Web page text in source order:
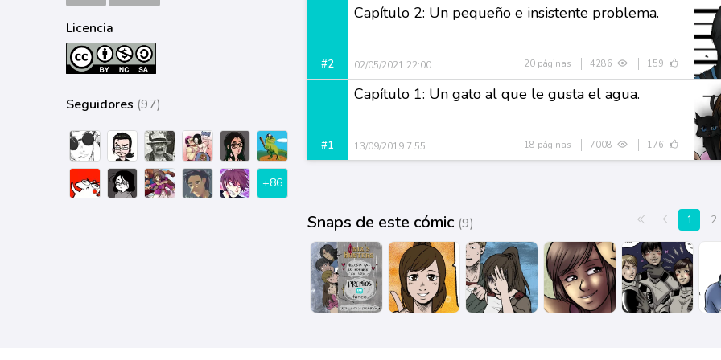
Licencia
Seguidores (97)
+86
#2
Capítulo 2: Un pequeño e insistente problema.
02/05/2021 22:00 20 páginas 4286 159
#1
Capítulo 1: Un gato al que le gusta el agua.
13/09/2019 7:55 18 páginas 7008 176
Snaps de este cómic (9) Primera página
Anterior
1 2